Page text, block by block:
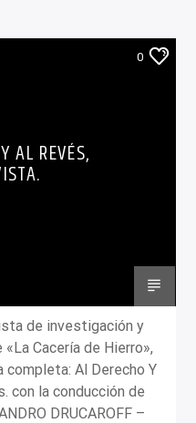
0
AL REVÉS,
de investigación y
Cacería de Hierro»,
completa: Al Derecho Y
con la conducción de
DRUCAROFF –